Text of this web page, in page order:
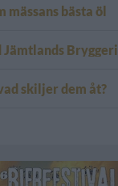
bästa öl
Jämtlands Bryggeri
skiljer dem åt?